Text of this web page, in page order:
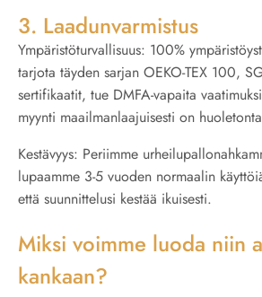
3. Laadunvarmistus
Ympäristöturvallisuus: 100%
tarjota täyden sarjan OEKO-TEX 100,
sertifikaatit, tue DMFA-vapaita
myynti maailmanlaajuisesti on
Kestävyys: Periimme
lupaamme 3-5 vuoden normaalin
että suunnittelusi kestää ikuisesti.
Miksi voimme luoda niin
kankaan?